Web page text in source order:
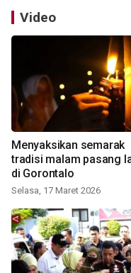
Video
Menyaksikan semarak
tradisi malam pasang
di Gorontalo
Selasa, 17 Maret 2026